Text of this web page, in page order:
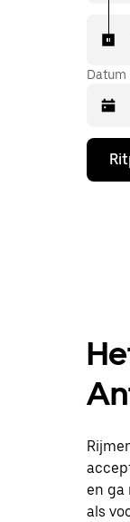
Datum
Druk
de
datum
te
Druk
om
de
te
en ga
als